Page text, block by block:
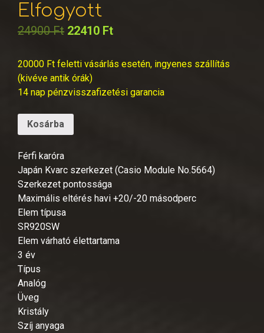
Elfogyott
24900Ft 22410 Ft
20000 Ft feletti vásárlás esetén, ingyenes szállítás
(kivéve antik órák)
14 nap pénzvisszafizetési garancia
Kosárba
Férfi karóra
Japán Kvarc szerkezet (Casio Module No.5664)
Szerkezet pontossága
Maximális eltérés havi +20/-20 másodperc
Elem típusa
SR920SW
Elem várható élettartama
3 év
Típus
Analóg
Üveg
Kristály
Szíj anyaga